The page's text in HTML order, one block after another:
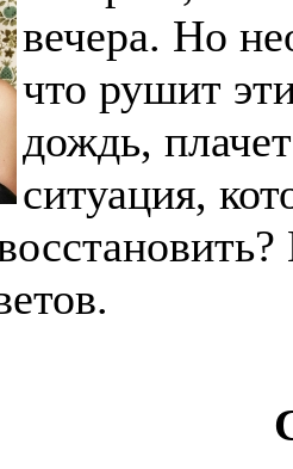
вечера. Но
что рушит
дождь,
ситуация,